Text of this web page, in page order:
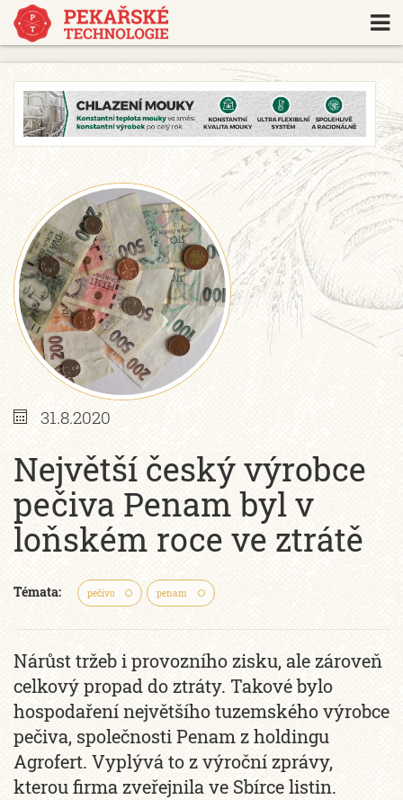
https://www.traditionrolex.com/18
31.8.2020
Největší český výrobce
pečiva Penam byl v
loňském roce ve ztrátě
Témata: pečivo penam
Nárůst tržeb i provozního zisku, ale zároveň
celkový propad do ztráty. Takové bylo
hospodaření největšího tuzemského výrobce
pečiva, společnosti Penam z holdingu
Agrofert. Vyplývá to z výroční zprávy,
kterou firma zveřejnila ve Sbírce listin.